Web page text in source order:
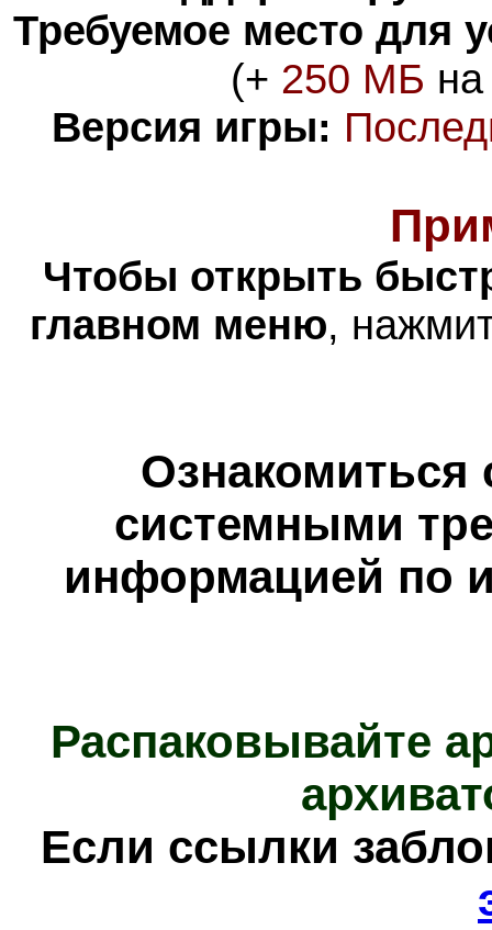
Требуемое место для
(+ 250 МБ
Версия игры:
Чтобы открыть
главном меню,
Ознакомиться
системными
информацией по
Распаковывайте
Если ссылки